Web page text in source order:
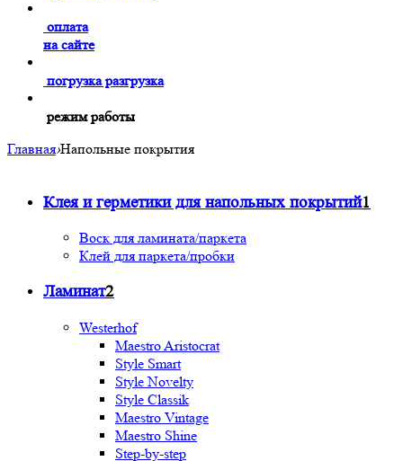
оплата
на сайте
погрузка разгрузка
режим работы
Главная›Напольные покрытия
Клея и герметики для напольных покрытий1
Воск для ламината/паркета
Клей для паркета/пробки
Ламинат2
Westerhof
Maestro Aristocrat
Style Smart
Style Novelty
Style Classik
Maestro Vintage
Maestro Shine
Step-by-step